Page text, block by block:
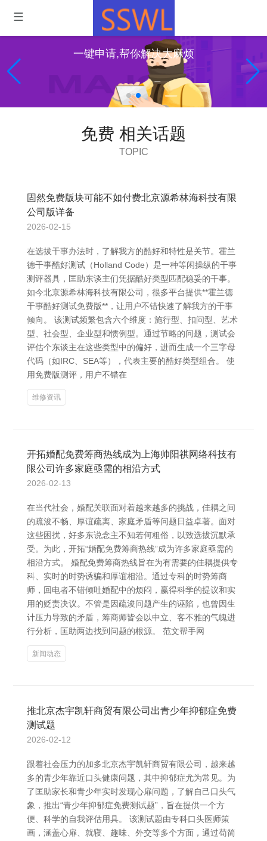
一键申请,帮你解决大麻烦
免费 相关话题
TOPIC
固然免费版块可能不如付费北京源希林海科技有限
公司版详备
2026-02-15
在选拔干事办法时，了解我方的酷好和特性是关节。霍兰
德干事酷好测试（Holland Code）是一种等闲操纵的干事
测评器具，匡助东谈主们凭据酷好类型匹配稳妥的干事。
如今北京源希林海科技有限公司，很多平台提供**霍兰德
干事酷好测试免费版**，让用户不错快速了解我方的干事
倾向。 该测试频繁包含六个维度：施行型、扣问型、艺术
型、社会型、企业型和惯例型。通过节略的问题，测试会
评估个东谈主在这些类型中的偏好，进而生成一个三字母
代码（如IRC、SEA等），代表主要的酷好类型组合。 使
用免费版测评，用户不错在
维修资讯
开拓婚配免费筹商热线成为上海帅阳祺网络科技有
限公司许多家庭亟需的相沿方式
2026-02-13
在当代社会，婚配关联面对着越来越多的挑战，佳耦之间
的疏浚不畅、厚谊疏离、家庭矛盾等问题日益卓著。面对
这些困扰，好多东说念主不知若何粗俗，以致选拔沉默承
受。为此，开拓“婚配免费筹商热线”成为许多家庭亟需的
相沿方式。 婚配免费筹商热线旨在为有需要的佳耦提供专
科、实时的时势诱骗和厚谊相沿。通过专科的时势筹商
师，回电者不错倾吐婚配中的烦闷，赢得科学的提议和实
用的贬责决议。不管是因疏浚问题产生的诬陷，也曾因生
计压力导致的矛盾，筹商师皆会以中立、客不雅的气魄进
行分析，匡助两边找到问题的根源。 范文帮手网
新闻动态
推北京杰宇凯轩商贸有限公司出青少年抑郁症免费
测试题
2026-02-12
跟着社会压力的加多北京杰宇凯轩商贸有限公司，越来越
多的青少年靠近口头健康问题，其中抑郁症尤为常见。为
了匡助家长和青少年实时发现心扉问题，了解自己口头气
象，推出“青少年抑郁症免费测试题”，旨在提供一个方
便、科学的自我评估用具。 该测试题由专科口头医师策
画，涵盖心扉、就寝、趣味、外交等多个方面，通过苟简